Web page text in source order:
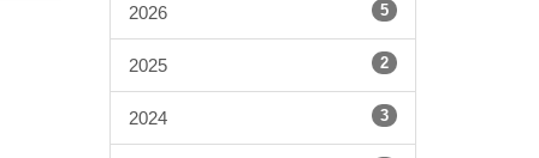
2026 5
2025 2
2024 3